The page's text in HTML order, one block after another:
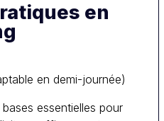
en
en demi-journée)
essentielles pour
programme
et bonnes pratiques
Concevoir un parcours